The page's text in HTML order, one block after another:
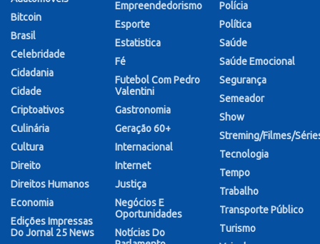
Bitcoin
Brasil
Celebridade
Cidadania
Cidade
Criptoativos
Culinária
Cultura
Direito
Direitos Humanos
Economia
Edições Impressas
Do Jornal 25 News
Empreendedorismo
Esporte
Estatistica
Fé
Futebol Com Pedro
Valentini
Gastronomia
Geração 60+
Internacional
Internet
Justiça
Negócios E
Oportunidades
Notícias Do
Polícia
Política
Saúde
Saúde Emocional
Segurança
Semeador
Show
Streming/Filmes/
Tecnologia
Tempo
Trabalho
Transporte Público
Turismo